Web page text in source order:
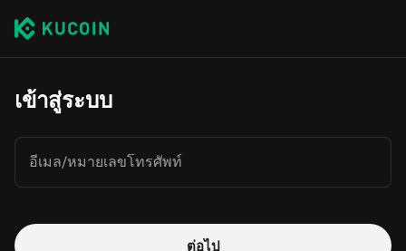
เข้าสู่ระบบ
อีเมล/หมายเลขโทรศัพท์
ต่อไป